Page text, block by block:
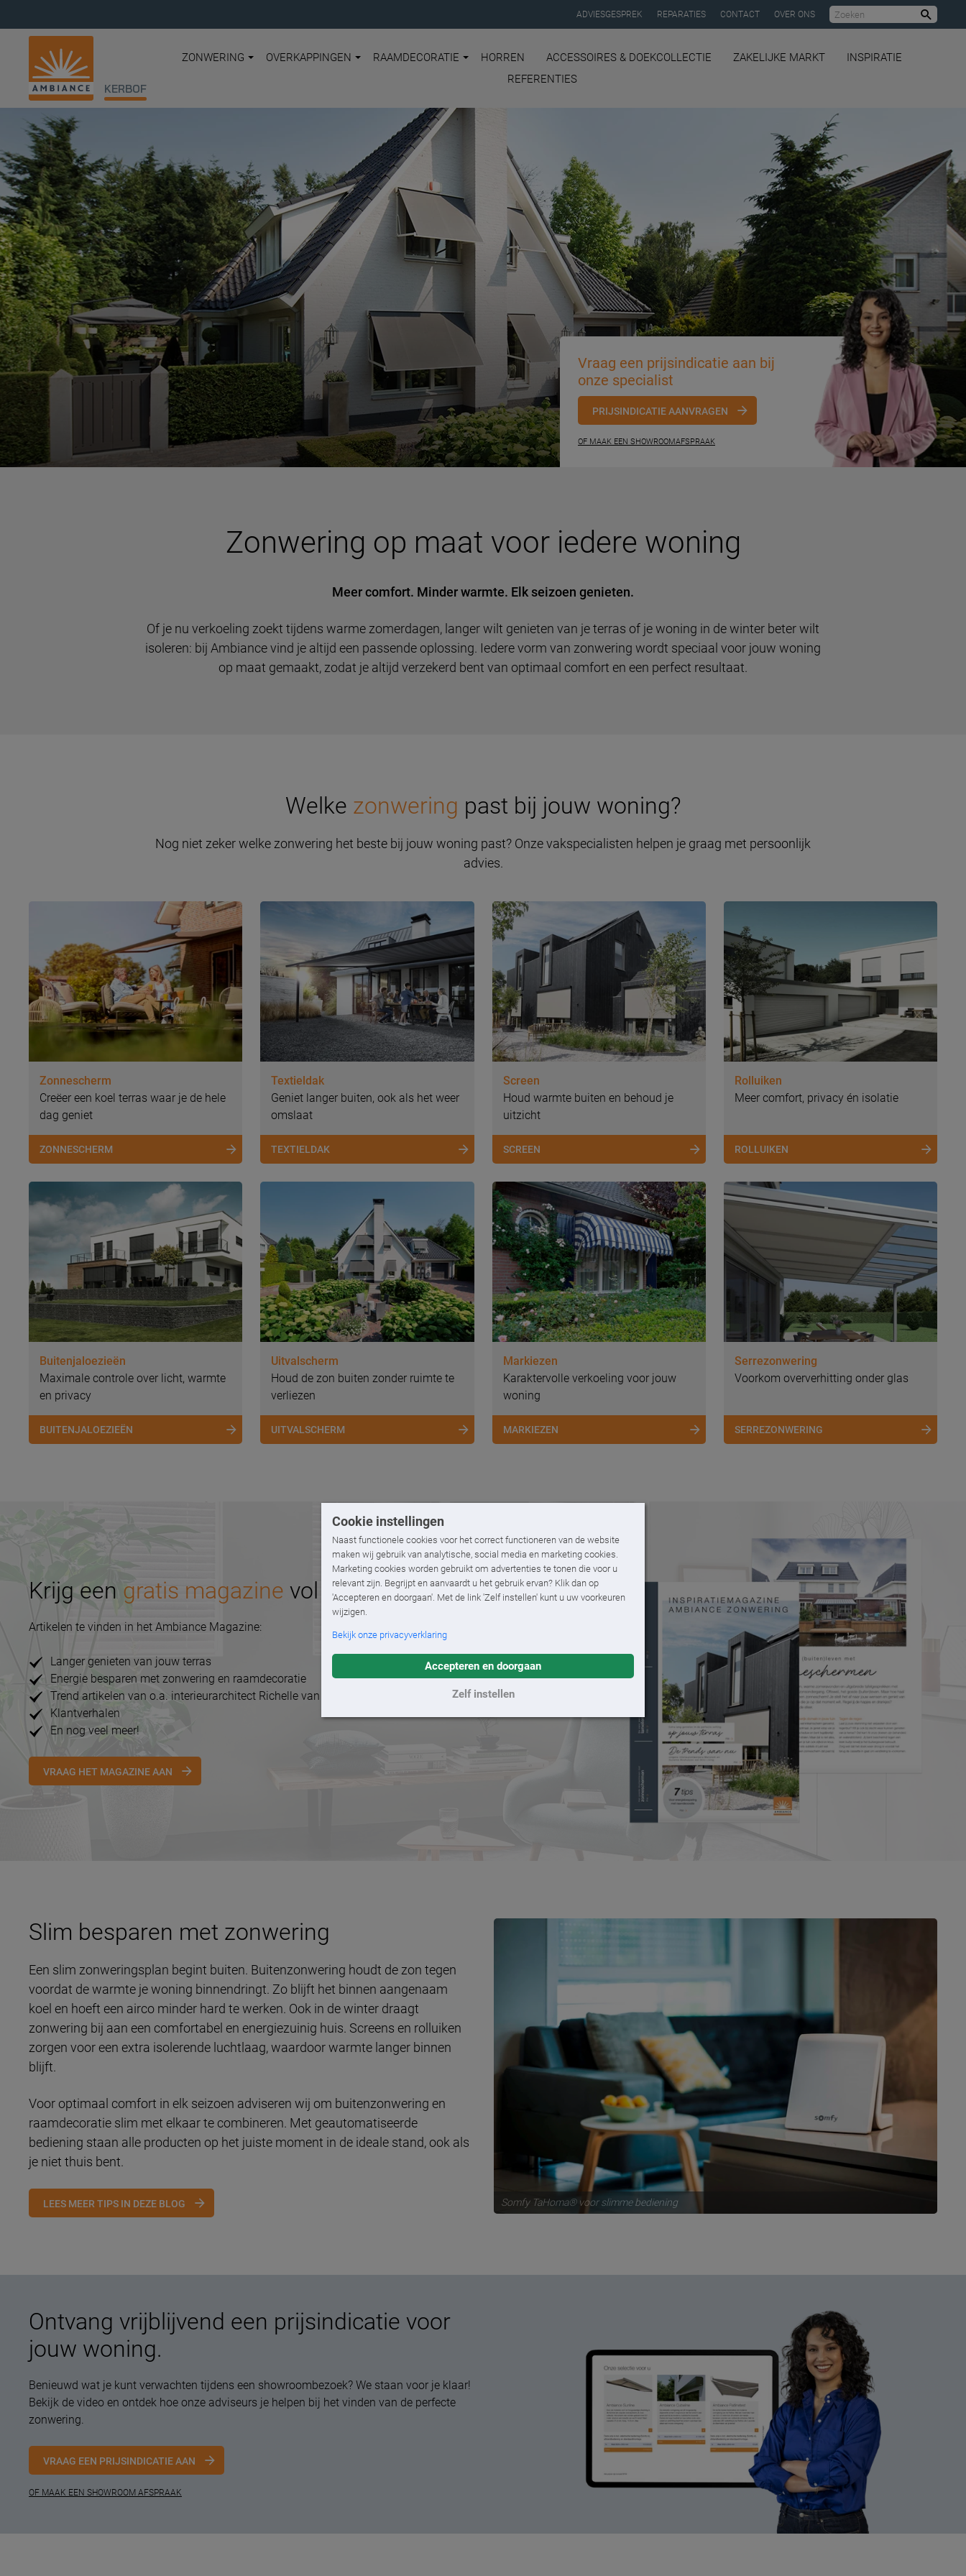
Cookie instellingen
Naast functionele cookies voor het correct functioneren van de website
maken wij gebruik van analytische, social media en marketing cookies.
Marketing cookies worden gebruikt om advertenties te tonen die voor u
relevant zijn. Begrijpt en aanvaardt u het gebruik ervan? Klik dan op
'Accepteren en doorgaan'. Met de link 'Zelf instellen' kunt u uw voorkeuren
wijzigen.
Bekijk onze privacyverklaring
Accepteren en doorgaan
Zelf instellen
ADVIESGESPREK REPARATIES CONTACT OVER ONS
KERBOF
ZONWERING OVERKAPPINGEN RAAMDECORATIE HORREN ACCESSOIRES & DOEKCOLLECTIE ZAKELIJKE MARKT
INSPIRATIE
REFERENTIES
Vraag een prijsindicatie aan bij
onze specialist
PRIJSINDICATIE AANVRAGEN
OF MAAK EEN SHOWROOMAFSPRAAK
Zonwering op maat voor iedere woning
Meer comfort. Minder warmte. Elk seizoen genieten.
Of je nu verkoeling zoekt tijdens warme zomerdagen, langer wilt genieten van je terras of je woning in de winter beter wilt
isoleren: bij Ambiance vind je altijd een passende oplossing. Iedere vorm van zonwering wordt speciaal voor jouw woning
op maat gemaakt, zodat je altijd verzekerd bent van optimaal comfort en een perfect resultaat.
Welke zonwering past bij jouw woning?
Nog niet zeker welke zonwering het beste bij jouw woning past? Onze vakspecialisten helpen je graag met persoonlijk
advies.
Zonnescherm
Creëer een koel terras waar je de hele
dag geniet
ZONNESCHERM
Textieldak
Geniet langer buiten, ook als het weer
omslaat
TEXTIELDAK
Screen
Houd warmte buiten en behoud je
uitzicht
SCREEN
Rolluiken
Meer comfort, privacy én isolatie
ROLLUIKEN
Buitenjaloezieën
Maximale controle over licht, warmte
en privacy
BUITENJALOEZIEËN
Uitvalscherm
Houd de zon buiten zonder ruimte te
verliezen
UITVALSCHERM
Markiezen
Karaktervolle verkoeling voor jouw
woning
MARKIEZEN
Serrezonwering
Voorkom oververhitting onder glas
SERREZONWERING
Krijg een gratis magazine vol inspiratie
Artikelen te vinden in het Ambiance Magazine:
Langer genieten van jouw terras
Energie besparen met zonwering en raamdecoratie
Trend artikelen van o.a. interieurarchitect Richelle van Luxaflex
Klantverhalen
En nog veel meer!
VRAAG HET MAGAZINE AAN
Somfy TaHoma® voor slimme bediening
Slim besparen met zonwering
Een slim zonweringsplan begint buiten. Buitenzonwering houdt de zon tegen
voordat de warmte je woning binnendringt. Zo blijft het binnen aangenaam
koel en hoeft een airco minder hard te werken. Ook in de winter draagt
zonwering bij aan een comfortabel en energiezuinig huis. Screens en rolluiken
zorgen voor een extra isolerende luchtlaag, waardoor warmte langer binnen
blijft.
Voor optimaal comfort in elk seizoen adviseren wij om buitenzonwering en
raamdecoratie slim met elkaar te combineren. Met geautomatiseerde
bediening staan alle producten op het juiste moment in de ideale stand, ook als
je niet thuis bent.
LEES MEER TIPS IN DEZE BLOG
Ontvang vrijblijvend een prijsindicatie voor
jouw woning.
Benieuwd wat je kunt verwachten tijdens een showroombezoek? We staan voor je klaar!
Bekijk de video en ontdek hoe onze adviseurs je helpen bij het vinden van de perfecte
zonwering.
VRAAG EEN PRIJSINDICATIE AAN
OF MAAK EEN SHOWROOM AFSPRAAK